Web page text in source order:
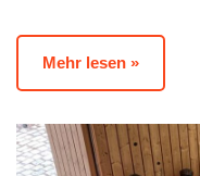
Mehr lesen »